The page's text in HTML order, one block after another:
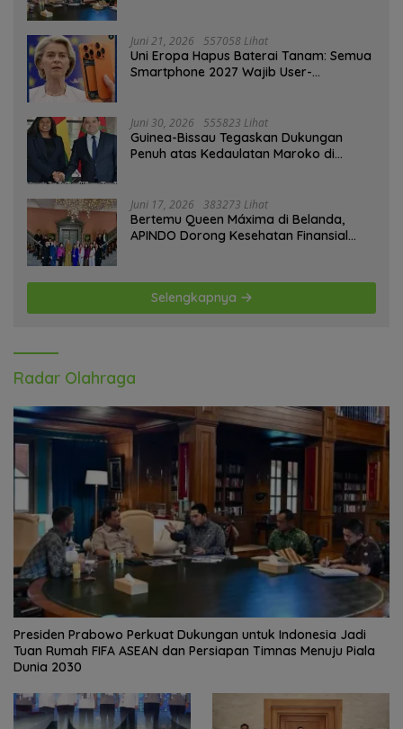
Juni 21, 2026 557058 Lihat
Uni Eropa Hapus Baterai Tanam: Semua
Smartphone 2027 Wajib User-
Juni 30, 2026 555823 Lihat
Guinea-Bissau Tegaskan Dukungan
Penuh atas Kedaulatan Maroko di
Juni 17, 2026 383273 Lihat
Bertemu Queen Máxima di Belanda,
APINDO Dorong Kesehatan Finansial
Selengkapnya
Radar Olahraga
Presiden Prabowo Perkuat Dukungan untuk Indonesia Jadi
Tuan Rumah FIFA ASEAN dan Persiapan Timnas Menuju Piala
Dunia 2030